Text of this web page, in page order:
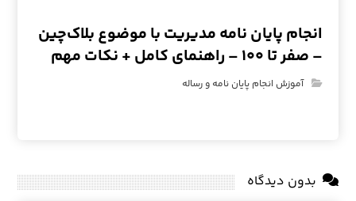
انجام پایان نامه مدیریت با موضوع بلاک‌چین
– صفر تا ۱۰۰ – راهنمای کامل + نکات مهم
آموزش انجام پایان نامه و رساله
بدون دیدگاه